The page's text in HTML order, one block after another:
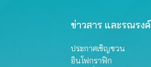
ข่าวสาร และรณรงค์
ประกาศเชิญชวน
อินโฟกราฟิก